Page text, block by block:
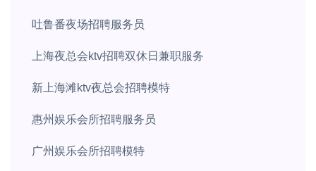
吐鲁番夜场招聘服务员
上海夜总会ktv招聘双休日兼职服务
新上海滩ktv夜总会招聘模特
惠州娱乐会所招聘服务员
广州娱乐会所招聘模特